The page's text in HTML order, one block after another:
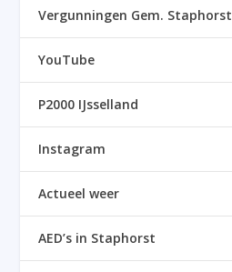
Vergunningen Gem. Staphorst
YouTube
P2000 IJsselland
Instagram
Actueel weer
AED’s in Staphorst